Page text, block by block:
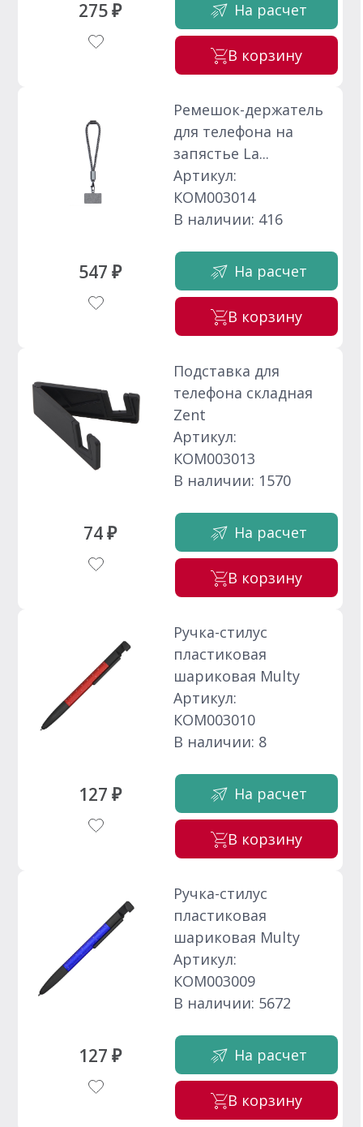
275 ₽ На расчет
В корзину
547 ₽
Ремешок-держатель
для телефона на
запястье La...
Артикул:
КОМ003014
В наличии: 416
На расчет
В корзину
74 ₽
Подставка для
телефона складная
Zent
Артикул:
КОМ003013
В наличии: 1570
На расчет
В корзину
127 ₽
Ручка-стилус
пластиковая
шариковая Multy
Артикул:
КОМ003010
В наличии: 8
На расчет
В корзину
127 ₽
Ручка-стилус
пластиковая
шариковая Multy
Артикул:
КОМ003009
В наличии: 5672
На расчет
В корзину